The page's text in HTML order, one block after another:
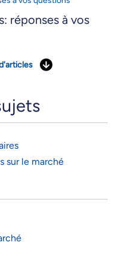
réponses à vos
sur le marché